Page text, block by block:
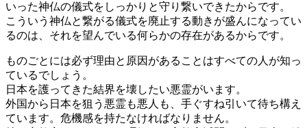
いった神仏の儀式をしっかりと守り繋いできたからです。
こういう神仏と繋がる儀式を廃止する動きが盛んになってい
るのは、それを望んでいる何らかの存在があるからです。
ものごとには必ず理由と原因があることはすべての人が知っ
ているでしょう。
日本を護ってきた結界を壊したい悪霊がいます。
外国から日本を狙う悪霊も悪人も、手ぐすね引いて待ち構え
ています。危機感を持たなければなりません。